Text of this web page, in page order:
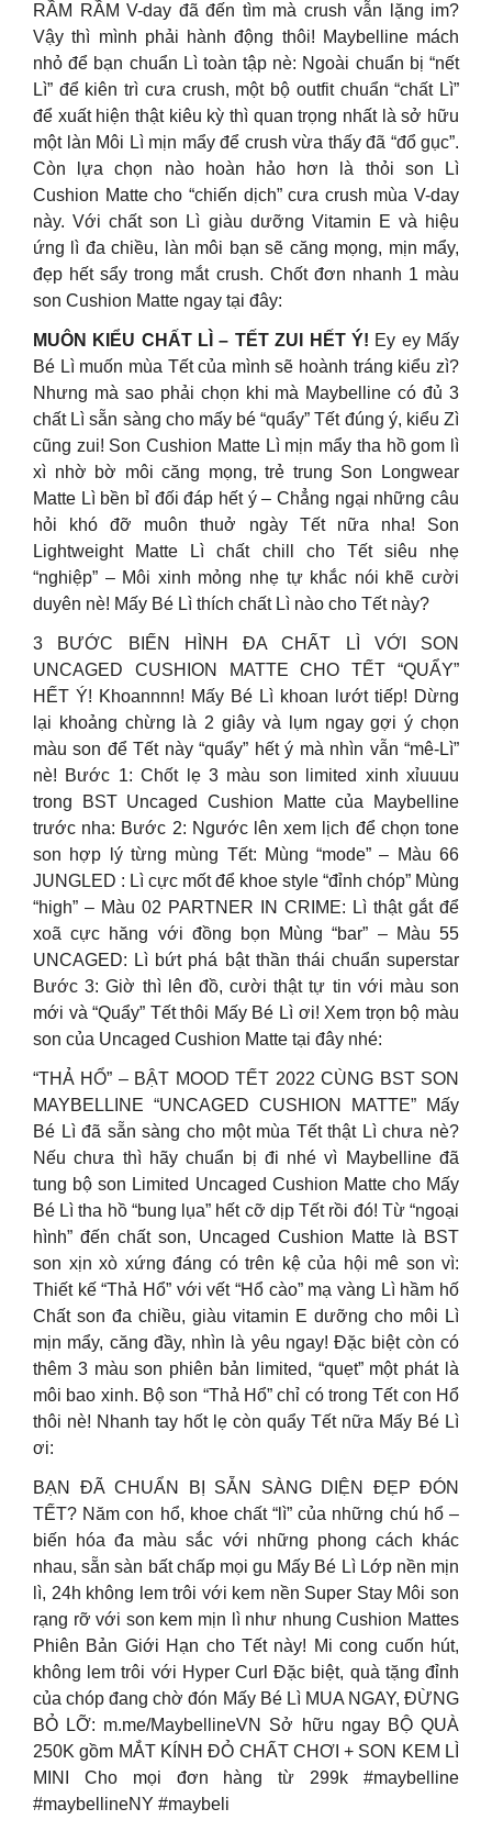
RẦM RẦM V-day đã đến tìm mà crush vẫn lặng im?
Vậy thì mình phải hành động thôi! Maybelline mách
nhỏ để bạn chuẩn Lì toàn tập nè: Ngoài chuẩn bị “nết
Lì” để kiên trì cưa crush, một bộ outfit chuẩn “chất Lì”
để xuất hiện thật kiêu kỳ thì quan trọng nhất là sở hữu
một làn Môi Lì mịn mẩy để crush vừa thấy đã “đổ gục”.
Còn lựa chọn nào hoàn hảo hơn là thỏi son Lì
Cushion Matte cho “chiến dịch” cưa crush mùa V-day
này. Với chất son Lì giàu dưỡng Vitamin E và hiệu
ứng lì đa chiều, làn môi bạn sẽ căng mọng, mịn mẩy,
đẹp hết sẩy trong mắt crush. Chốt đơn nhanh 1 màu
son Cushion Matte ngay tại đây:
MUÔN KIỂU CHẤT LÌ – TẾT ZUI HẾT Ý! Ey ey Mấy
Bé Lì muốn mùa Tết của mình sẽ hoành tráng kiểu zì?
Nhưng mà sao phải chọn khi mà Maybelline có đủ 3
chất Lì sẵn sàng cho mấy bé “quẩy” Tết đúng ý, kiểu Zì
cũng zui! Son Cushion Matte Lì mịn mẩy tha hồ gom lì
xì nhờ bờ môi căng mọng, trẻ trung Son Longwear
Matte Lì bền bỉ đối đáp hết ý – Chẳng ngại những câu
hỏi khó đỡ muôn thuở ngày Tết nữa nha! Son
Lightweight Matte Lì chất chill cho Tết siêu nhẹ
“nghiệp” – Môi xinh mỏng nhẹ tự khắc nói khẽ cười
duyên nè! Mấy Bé Lì thích chất Lì nào cho Tết này?
3 BƯỚC BIẾN HÌNH ĐA CHẤT LÌ VỚI SON
UNCAGED CUSHION MATTE CHO TẾT “QUẨY”
HẾT Ý! Khoannnn! Mấy Bé Lì khoan lướt tiếp! Dừng
lại khoảng chừng là 2 giây và lụm ngay gợi ý chọn
màu son để Tết này “quẩy” hết ý mà nhìn vẫn “mê-Lì”
nè! Bước 1: Chốt lẹ 3 màu son limited xinh xỉuuuu
trong BST Uncaged Cushion Matte của Maybelline
trước nha: Bước 2: Ngước lên xem lịch để chọn tone
son hợp lý từng mùng Tết: Mùng “mode” – Màu 66
JUNGLED : Lì cực mốt để khoe style “đỉnh chóp” Mùng
“high” – Màu 02 PARTNER IN CRIME: Lì thật gắt để
xoã cực hăng với đồng bọn Mùng “bar” – Màu 55
UNCAGED: Lì bứt phá bật thần thái chuẩn superstar
Bước 3: Giờ thì lên đồ, cười thật tự tin với màu son
mới và “Quẩy” Tết thôi Mấy Bé Lì ơi! Xem trọn bộ màu
son của Uncaged Cushion Matte tại đây nhé:
“THẢ HỔ” – BẬT MOOD TẾT 2022 CÙNG BST SON
MAYBELLINE “UNCAGED CUSHION MATTE” Mấy
Bé Lì đã sẵn sàng cho một mùa Tết thật Lì chưa nè?
Nếu chưa thì hãy chuẩn bị đi nhé vì Maybelline đã
tung bộ son Limited Uncaged Cushion Matte cho Mấy
Bé Lì tha hồ “bung lụa” hết cỡ dịp Tết rồi đó! Từ “ngoại
hình” đến chất son, Uncaged Cushion Matte là BST
son xịn xò xứng đáng có trên kệ của hội mê son vì:
Thiết kế “Thả Hổ” với vết “Hổ cào” mạ vàng Lì hầm hố
Chất son đa chiều, giàu vitamin E dưỡng cho môi Lì
mịn mẩy, căng đầy, nhìn là yêu ngay! Đặc biệt còn có
thêm 3 màu son phiên bản limited, “quẹt” một phát là
môi bao xinh. Bộ son “Thả Hổ” chỉ có trong Tết con Hổ
thôi nè! Nhanh tay hốt lẹ còn quẩy Tết nữa Mấy Bé Lì
ơi:
BẠN ĐÃ CHUẨN BỊ SẴN SÀNG DIỆN ĐẸP ĐÓN
TẾT? Năm con hổ, khoe chất “lì” của những chú hổ –
biến hóa đa màu sắc với những phong cách khác
nhau, sẵn sàn bất chấp mọi gu Mấy Bé Lì Lớp nền mịn
lì, 24h không lem trôi với kem nền Super Stay Môi son
rạng rỡ với son kem mịn lì như nhung Cushion Mattes
Phiên Bản Giới Hạn cho Tết này! Mi cong cuốn hút,
không lem trôi với Hyper Curl Đặc biệt, quà tặng đỉnh
của chóp đang chờ đón Mấy Bé Lì MUA NGAY, ĐỪNG
BỎ LỠ: m.me/MaybellineVN Sở hữu ngay BỘ QUÀ
250K gồm MẮT KÍNH ĐỎ CHẤT CHƠI + SON KEM LÌ
MINI Cho mọi đơn hàng từ 299k #maybelline
#maybellineNY #maybeli